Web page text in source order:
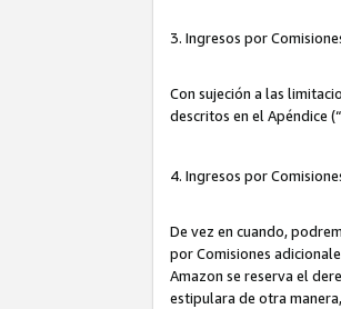
3. Ingresos por
Con sujeción a las
descritos en el Apéndice
4. Ingresos por
De vez en cuando,
por Comisiones
Amazon se reserva el
estipulara de otra